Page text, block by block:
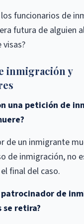
funcionarios de
futura de alguien
inmigración y
una petición de
de un inmigrante
de inmigración, no
final del caso.
patrocinador de
se retira?